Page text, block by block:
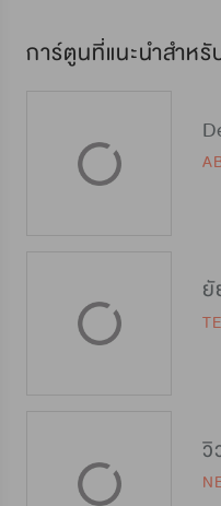
การ์ตูนที่แนะนำสำห
วิ